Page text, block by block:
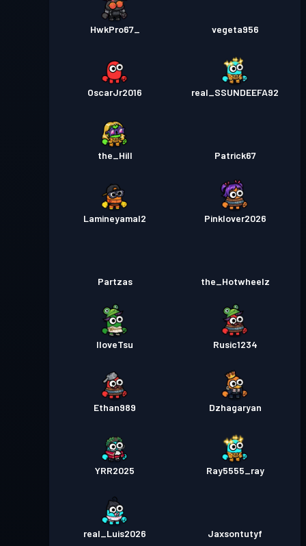
HwkPro67_ vegeta956
OscarJr2016 real_SSUNDEEFA92
the_Hill Patrick67
Lamineyamal2 Pinklover2026
Partzas the_Hotwheelz
IloveTsu Rusic1234
Ethan989 Dzhagaryan
YRR2025 Ray5555_ray
real_Luis2026 Jaxsontutyf